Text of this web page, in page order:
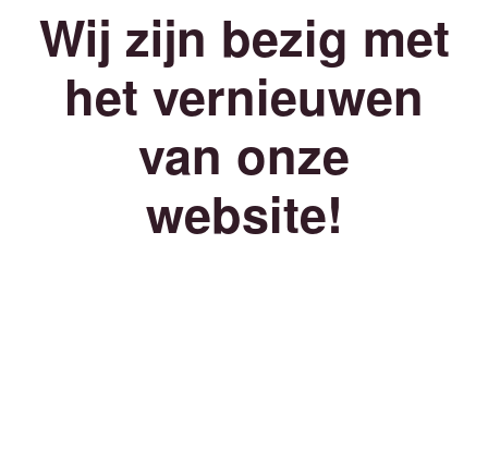
Wij zijn bezig met
het vernieuwen
van onze
website!